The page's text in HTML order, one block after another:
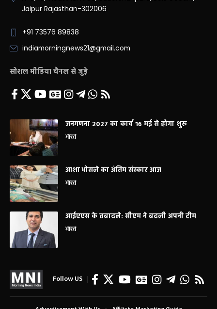
Jaipur Rajasthan-302006
+91 73576 89838
indiamorningnews21@gmail.com
सोशल मीडिया चैनल से जुड़े
जनगणना 2027 का कार्य 16 मई से होगा शुरू
भारत
आशा भोसले का अंतिम संस्कार आज
भारत
आईएएस के तबादले: सीएम ने बदली अपनी टीम
भारत
Follow US